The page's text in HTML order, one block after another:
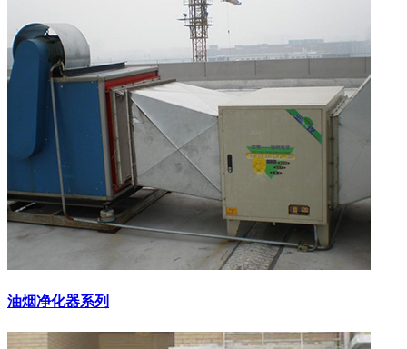
油烟净化器系列